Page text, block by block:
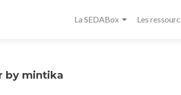
La SEDABox Les
by mintika